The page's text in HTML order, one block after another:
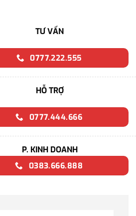
TƯ VẤN
0777.222.555
HỖ TRỢ
0777.444.666
P. KINH DOANH
0383.666.888